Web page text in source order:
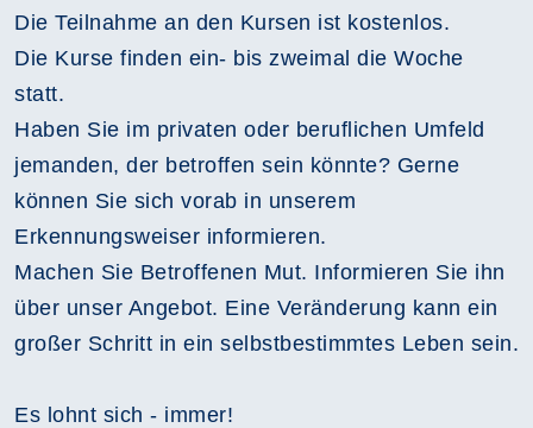
Die Teilnahme an den Kursen ist kostenlos.
Die Kurse finden ein- bis zweimal die Woche
statt.
Haben Sie im privaten oder beruflichen Umfeld
jemanden, der betroffen sein könnte? Gerne
können Sie sich vorab in unserem
Erkennungsweiser informieren.
Machen Sie Betroffenen Mut. Informieren Sie ihn
über unser Angebot. Eine Veränderung kann ein
großer Schritt in ein selbstbestimmtes Leben sein.
Es lohnt sich - immer!